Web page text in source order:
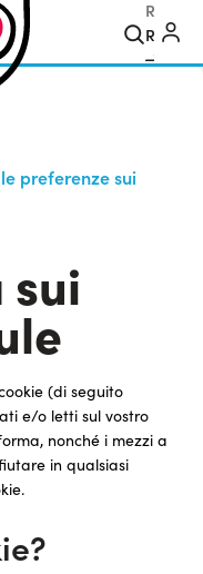
Ricerca
preferenze sui
(di seguito
e/o letti sul vostro
nonché i mezzi a
in qualsiasi